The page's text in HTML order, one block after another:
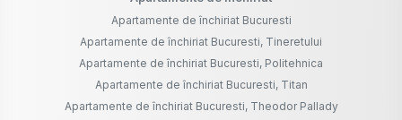
Apartamente de închiriat Bucuresti
Apartamente de închiriat Bucuresti, Tineretului
Apartamente de închiriat Bucuresti, Politehnica
Apartamente de închiriat Bucuresti, Titan
Apartamente de închiriat Bucuresti, Theodor Pallady